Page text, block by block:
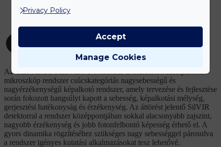
Az OLYMPUS FluoView FV4000MPE multifoton lézerpásztázó
mikroszkóp rendszer csúcskategóriás nagysebességű és
nagyérzékenységű képalkotó rendszer, amely tervezése és fejlesztése
során fokozott hangsúlyt kapott a sebesség, képalkotási mélység,
gerjesztési hatékonyság és érzékenység. Az áttörést jelentő SilVIR
detektorral a rendszer középpontjában sokkal alacsonyabb zajszint,
nagyobb érzékenység és jobb fotonfelbontó képesség érhető el. A
gyors dinamika rögzítéséhez szükséges nagy sebességgel párosulva
a rendszer igényes kutatási alkalmazásokat tesz lehetővé.
Privacy Policy
Manage Cookies
Accept